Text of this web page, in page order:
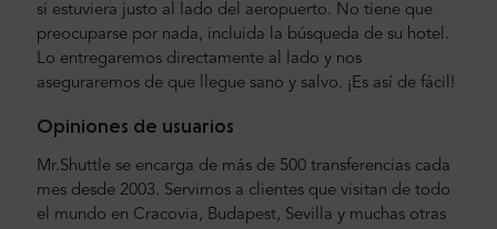
si estuviera justo al lado del aeropuerto. No tiene que
preocuparse por nada, incluida la búsqueda de su hotel.
Lo entregaremos directamente al lado y nos
aseguraremos de que llegue sano y salvo. ¡Es así de fácil!
Opiniones de usuarios
Mr.Shuttle se encarga de más de 500 transferencias cada
mes desde 2003. Servimos a clientes que visitan de todo
el mundo en Cracovia, Budapest, Sevilla y muchas otras